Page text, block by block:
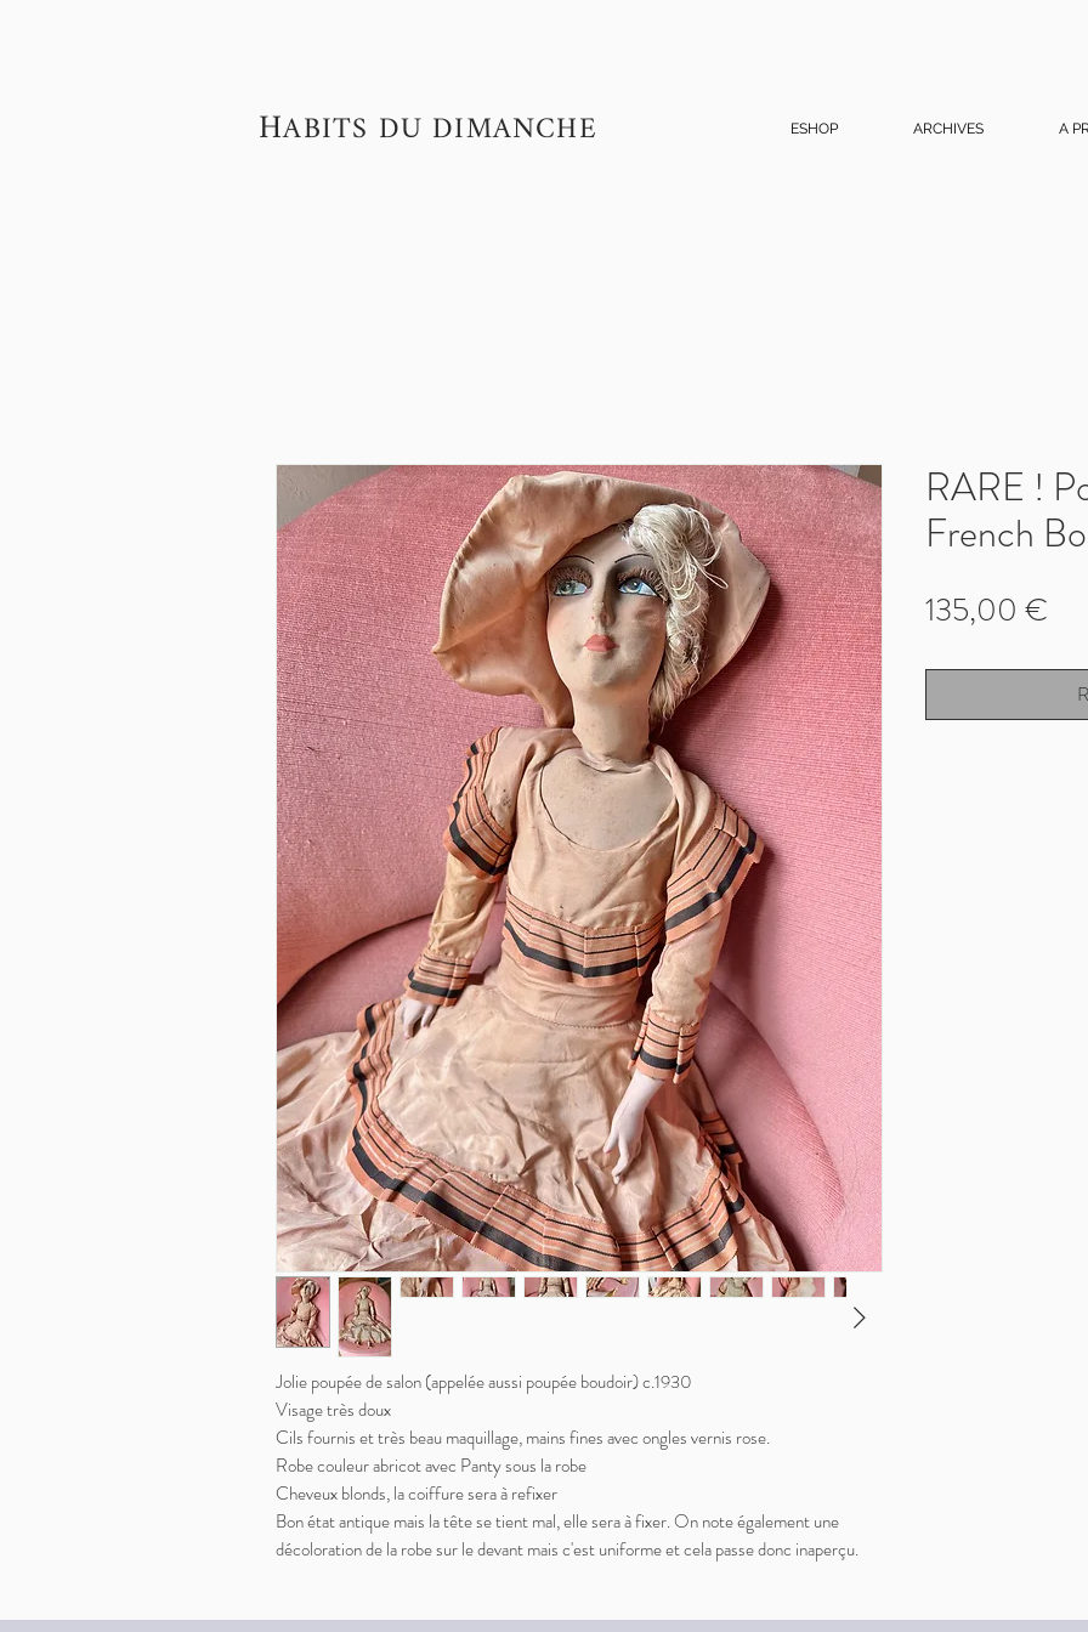
HABITS DU DIMANCHE ESHOP ARCHIVES A
Jolie poupée de salon (appelée aussi poupée boudoir) c.1930
Visage très doux
Cils fournis et très beau maquillage, mains fines avec ongles vernis rose.
Robe couleur abricot avec Panty sous la robe
Cheveux blonds, la coiffure sera à refixer
Bon état antique mais la tête se tient mal, elle sera à fixer. On note également une
décoloration de la robe sur le devant mais c'est uniforme et cela passe donc inaperçu.
RARE !
French
135,00 €